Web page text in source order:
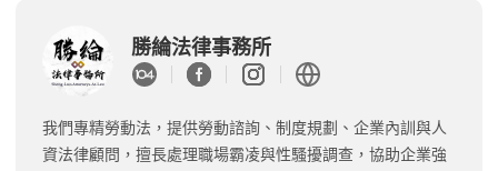
勝綸法律事務所
我們專精勞動法，提供勞動諮詢、制度規劃、企業內訓與人
資法律顧問，擅長處理職場霸凌與性騷擾調查，協助企業強